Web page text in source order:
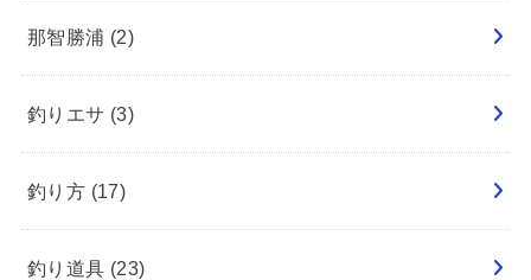
那智勝浦 (2)
釣りエサ (3)
釣り方 (17)
釣り道具 (23)